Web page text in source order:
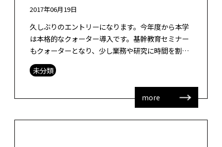
2017年06月19日
久しぶりのエントリーになります。今年度から本学
は本格的なクォーター導入です。基幹教育セミナー
もクォーターとなり、少し業務や研究に時間を割く
ことができるかなと思いきや、なかなか研究に時間
を割くことができません。時間管理は難 […]
未分類
more